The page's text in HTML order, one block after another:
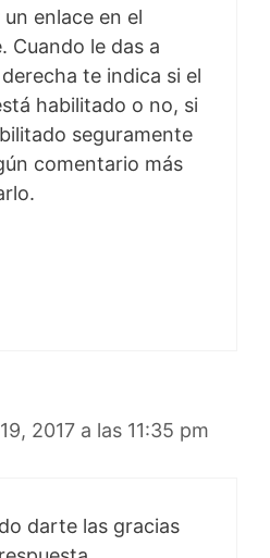
enlace en el
Cuando le das a
te indica si el
habilitado o no, si
seguramente
comentario más
2017 a las 11:35 pm
darte las gracias